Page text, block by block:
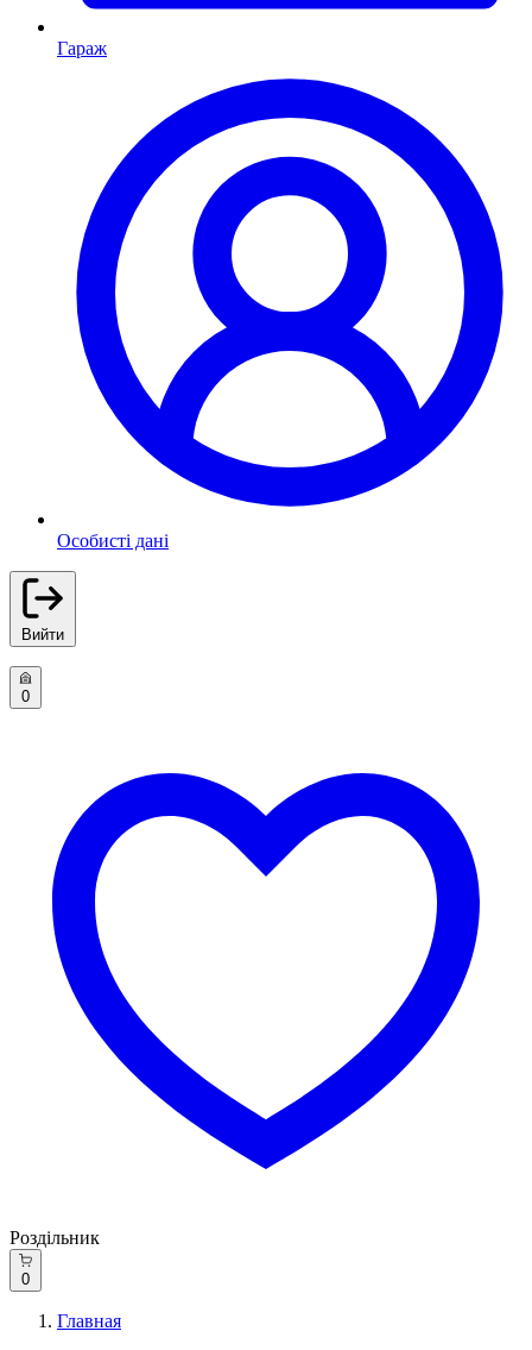
Гараж
Особисті дані
Вийти
0
Роздільник
0
Главная